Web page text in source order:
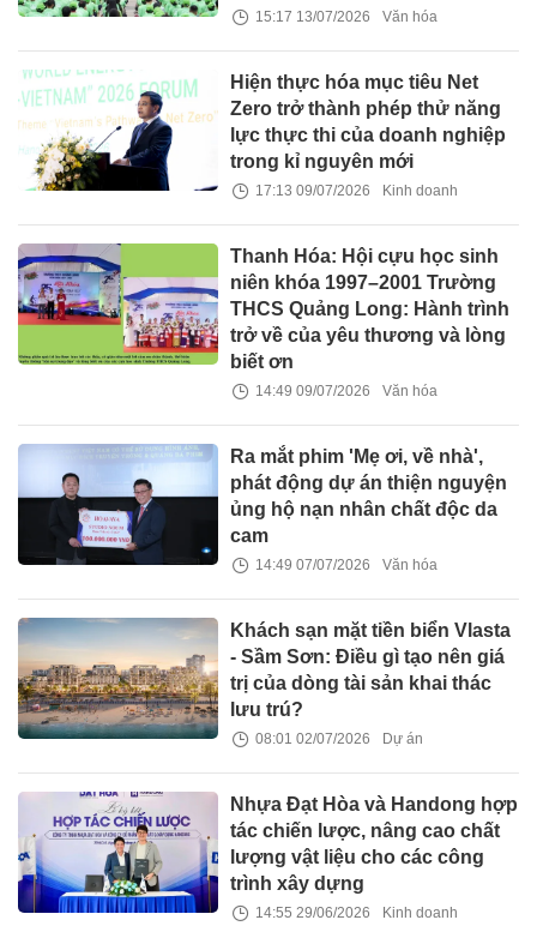
15:17 13/07/2026 Văn hóa
Hiện thực hóa mục tiêu Net
Zero trở thành phép thử năng
lực thực thi của doanh nghiệp
trong kỉ nguyên mới
17:13 09/07/2026 Kinh doanh
Thanh Hóa: Hội cựu học sinh
niên khóa 1997–2001 Trường
THCS Quảng Long: Hành trình
trở về của yêu thương và lòng
biết ơn
14:49 09/07/2026 Văn hóa
Ra mắt phim 'Mẹ ơi, về nhà',
phát động dự án thiện nguyện
ủng hộ nạn nhân chất độc da
cam
14:49 07/07/2026 Văn hóa
Khách sạn mặt tiền biển Vlasta
- Sầm Sơn: Điều gì tạo nên giá
trị của dòng tài sản khai thác
lưu trú?
08:01 02/07/2026 Dự án
Nhựa Đạt Hòa và Handong hợp
tác chiến lược, nâng cao chất
lượng vật liệu cho các công
trình xây dựng
14:55 29/06/2026 Kinh doanh